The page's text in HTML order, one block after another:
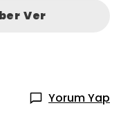
Ver
Yorum Yap